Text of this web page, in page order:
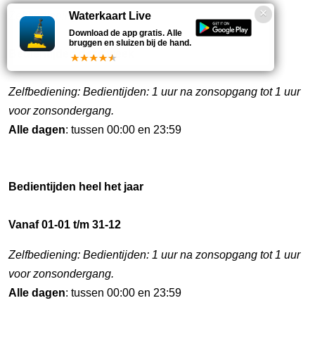
Zelfbediening
Bedientijden deze week
Zelfbediening: Bedientijden: 1 uur na zonsopgang tot 1 uur
voor zonsondergang.
Alle dagen: tussen 00:00 en 23:59
Bedientijden heel het jaar
Vanaf 01-01 t/m 31-12
Zelfbediening: Bedientijden: 1 uur na zonsopgang tot 1 uur
voor zonsondergang.
Alle dagen: tussen 00:00 en 23:59
Waterkaart Live
Download de app gratis. Alle
bruggen en sluizen bij de hand.